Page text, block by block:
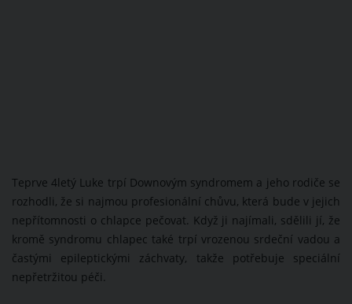
Teprve 4letý Luke trpí Downovým syndromem a jeho rodiče se
rozhodli, že si najmou profesionální chůvu, která bude v jejich
nepřítomnosti o chlapce pečovat. Když ji najímali, sdělili jí, že
kromě syndromu chlapec také trpí vrozenou srdeční vadou a
častými epileptickými záchvaty, takže potřebuje speciální
nepřetržitou péči.